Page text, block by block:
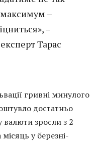
максимум –
–
Тарас
гривні минулого
достатньо
валюти зросли з 2
у березні-